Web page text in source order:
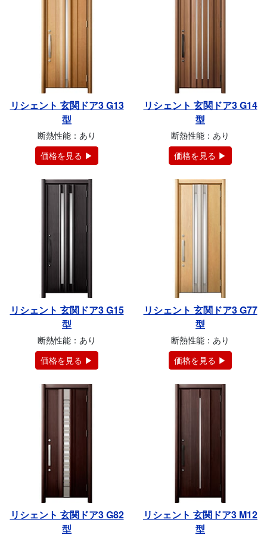
リシェント 玄関ドア3 G13
型
断熱性能：あり
価格を見る ▶
リシェント 玄関ドア3 G14
型
断熱性能：あり
価格を見る ▶
リシェント 玄関ドア3 G15
型
断熱性能：あり
価格を見る ▶
リシェント 玄関ドア3 G77
型
断熱性能：あり
価格を見る ▶
リシェント 玄関ドア3 G82
型
リシェント 玄関ドア3 M12
型